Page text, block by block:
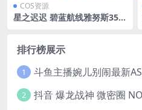
COS资源
星之迟迟 碧蓝航线雅努斯35图
排行榜展示
1
2